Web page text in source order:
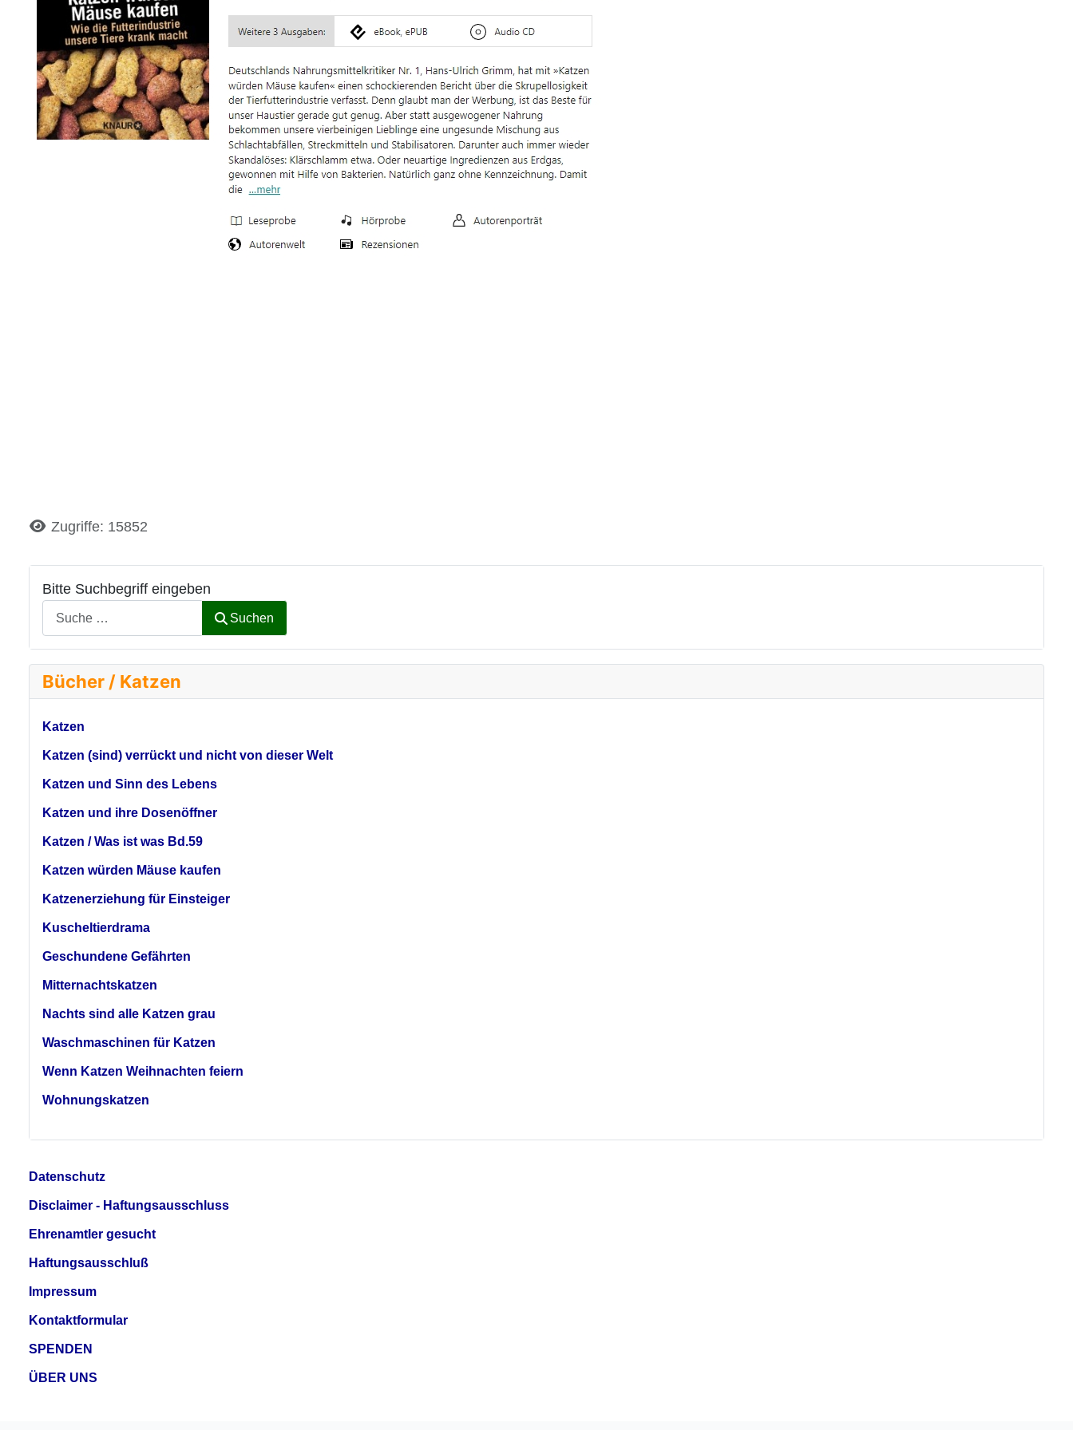
Bitte Suchbegriff eingeben
Suchen
Bücher / Katzen
Katzen
Katzen (sind) verrückt und nicht von dieser Welt
Katzen und Sinn des Lebens
Katzen und ihre Dosenöffner
Katzen / Was ist was Bd.59
Katzen würden Mäuse kaufen
Katzenerziehung für Einsteiger
Kuscheltierdrama
Geschundene Gefährten
Mitternachtskatzen
Nachts sind alle Katzen grau
Waschmaschinen für Katzen
Wenn Katzen Weihnachten feiern
Wohnungskatzen
DetailsZugriffe: 15852
Datenschutz
Disclaimer - Haftungsausschluss
Ehrenamtler gesucht
Haftungsausschluß
Impressum
Kontaktformular
SPENDEN
ÜBER UNS